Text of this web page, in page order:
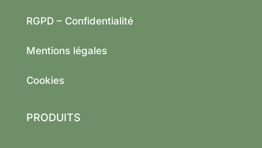
RGPD – Confidentialité
Mentions légales
Cookies
PRODUITS